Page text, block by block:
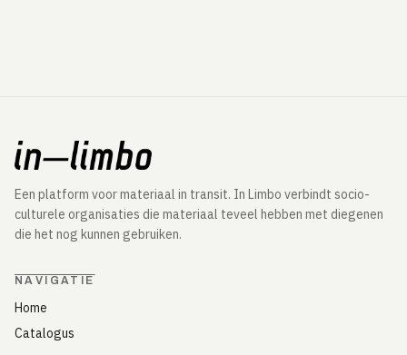
Een platform voor materiaal in transit. In Limbo verbindt socio-
culturele organisaties die materiaal teveel hebben met diegenen
die het nog kunnen gebruiken.
NAVIGATIE
Home
Catalogus